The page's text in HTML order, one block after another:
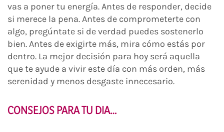
vas a poner tu energía. Antes de responder, decide
si merece la pena. Antes de comprometerte con
algo, pregúntate si de verdad puedes sostenerlo
bien. Antes de exigirte más, mira cómo estás por
dentro. La mejor decisión para hoy será aquella
que te ayude a vivir este día con más orden, más
serenidad y menos desgaste innecesario.
CONSEJOS PARA TU DIA…